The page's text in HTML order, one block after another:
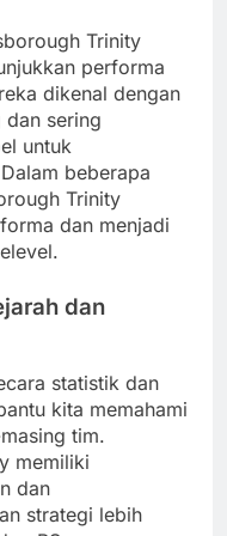
Trinity
performa
dikenal dengan
dan sering
untuk
beberapa
Trinity
dan menjadi
dan
statistik dan
kita memahami
tim.
memiliki
dan
strategi lebih